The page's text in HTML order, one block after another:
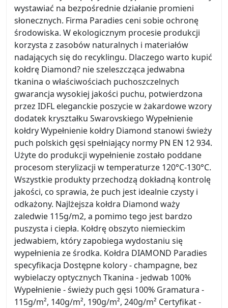
wystawiać na bezpośrednie działanie promieni
słonecznych. Firma Paradies ceni sobie ochronę
środowiska. W ekologicznym procesie produkcji
korzysta z zasobów naturalnych i materiałów
nadających się do recyklingu. Dlaczego warto kupić
kołdrę Diamond? nie szeleszcząca jedwabna
tkanina o właściwościach puchoszczelnych
gwarancja wysokiej jakości puchu, potwierdzona
przez IDFL eleganckie poszycie w żakardowe wzory
dodatek kryształku Swarovskiego Wypełnienie
kołdry Wypełnienie kołdry Diamond stanowi świeży
puch polskich gęsi spełniający normy PN EN 12 934.
Użyte do produkcji wypełnienie zostało poddane
procesom sterylizacji w temperaturze 120°C-130°C.
Wszystkie produkty przechodzą dokładną kontrolę
jakości, co sprawia, że puch jest idealnie czysty i
odkażony. Najlżejsza kołdra Diamond waży
zaledwie 115g/m2, a pomimo tego jest bardzo
puszysta i ciepła. Kołdrę obszyto niemieckim
jedwabiem, który zapobiega wydostaniu się
wypełnienia ze środka. Kołdra DIAMOND Paradies
specyfikacja Dostępne kolory - champagne, bez
wybielaczy optycznych Tkanina - jedwab 100%
Wypełnienie - świeży puch gęsi 100% Gramatura -
115g/m², 140g/m², 190g/m², 240g/m² Certyfikat -